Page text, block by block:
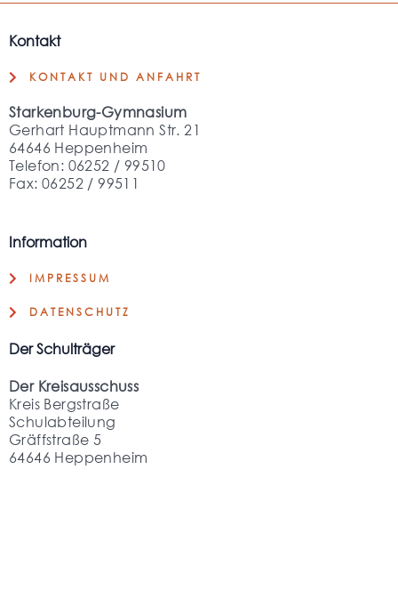
Kontakt
KONTAKT UND ANFAHRT
Starkenburg-Gymnasium
Gerhart Hauptmann Str. 21
64646 Heppenheim
Telefon: 06252 / 99510
Fax: 06252 / 99511
Information
IMPRESSUM
DATENSCHUTZ
Der Schulträger
Der Kreisausschuss
Kreis Bergstraße
Schulabteilung
Gräffstraße 5
64646 Heppenheim